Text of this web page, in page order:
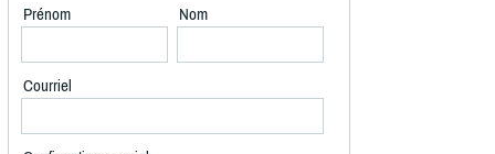
Prénom Nom
Courriel